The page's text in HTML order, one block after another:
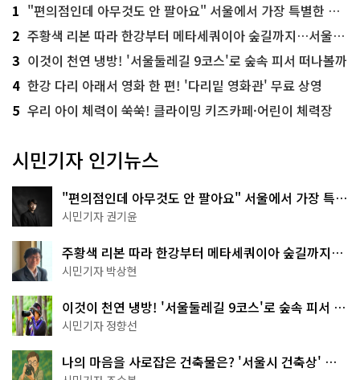
1 "편의점인데 아무것도 안 팔아요" 서울에서 가장 특별한 편의점의 정체
2 주황색 리본 따라 한강부터 메타세쿼이아 숲길까지…서울둘레길 15코스
3 이것이 천연 냉방! '서울둘레길 9코스'로 숲속 피서 떠나볼까
4 한강 다리 아래서 영화 한 편! '다리밑 영화관' 무료 상영
5 우리 아이 체력이 쑥쑥! 클라이밍 키즈카페·어린이 체력장
시민기자 인기뉴스
"편의점인데 아무것도 안 팔아요" 서울에서 가장 특별
한 편의점의 정체
시민기자 권기윤
주황색 리본 따라 한강부터 메타세쿼이아 숲길까지…
서울둘레길 15코스
시민기자 박상현
이것이 천연 냉방! '서울둘레길 9코스'로 숲속 피서 떠
나볼까
시민기자 정향선
나의 마음을 사로잡은 건축물은? '서울시 건축상' 수